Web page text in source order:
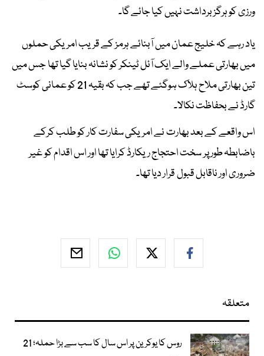
ورزی کو ہرگز برداشت نہیں کیا جائے گا۔
یاد رہے کہ خلیج عمان میں آبنائے ہرمز کے قریب امریکی حملوں
میں بھارتی عملے والے ایک آئل ٹینکر کو نشانہ بنایا گیا تھا جس میں
تین بھارتی ملاح ہلاک ہوگئے تھے جب کہ بقیہ 21 کو عمانی کوسٹ
گارڈ نے بحفاظت نکالا۔
اس واقعے کے بعد بھارت نے امریکی سفارت کار کو طلب کرکے
باضابطہ طور پر سخت احتجاج ریکارڈ کرایا تھا اور اس اقدام کو غیر
ضروری اور ناقابل قبول قرار دیا تھا۔
متعلقہ
روس کا یوکرین پر اس سال کا سب سے بڑا حملہ؛ 21